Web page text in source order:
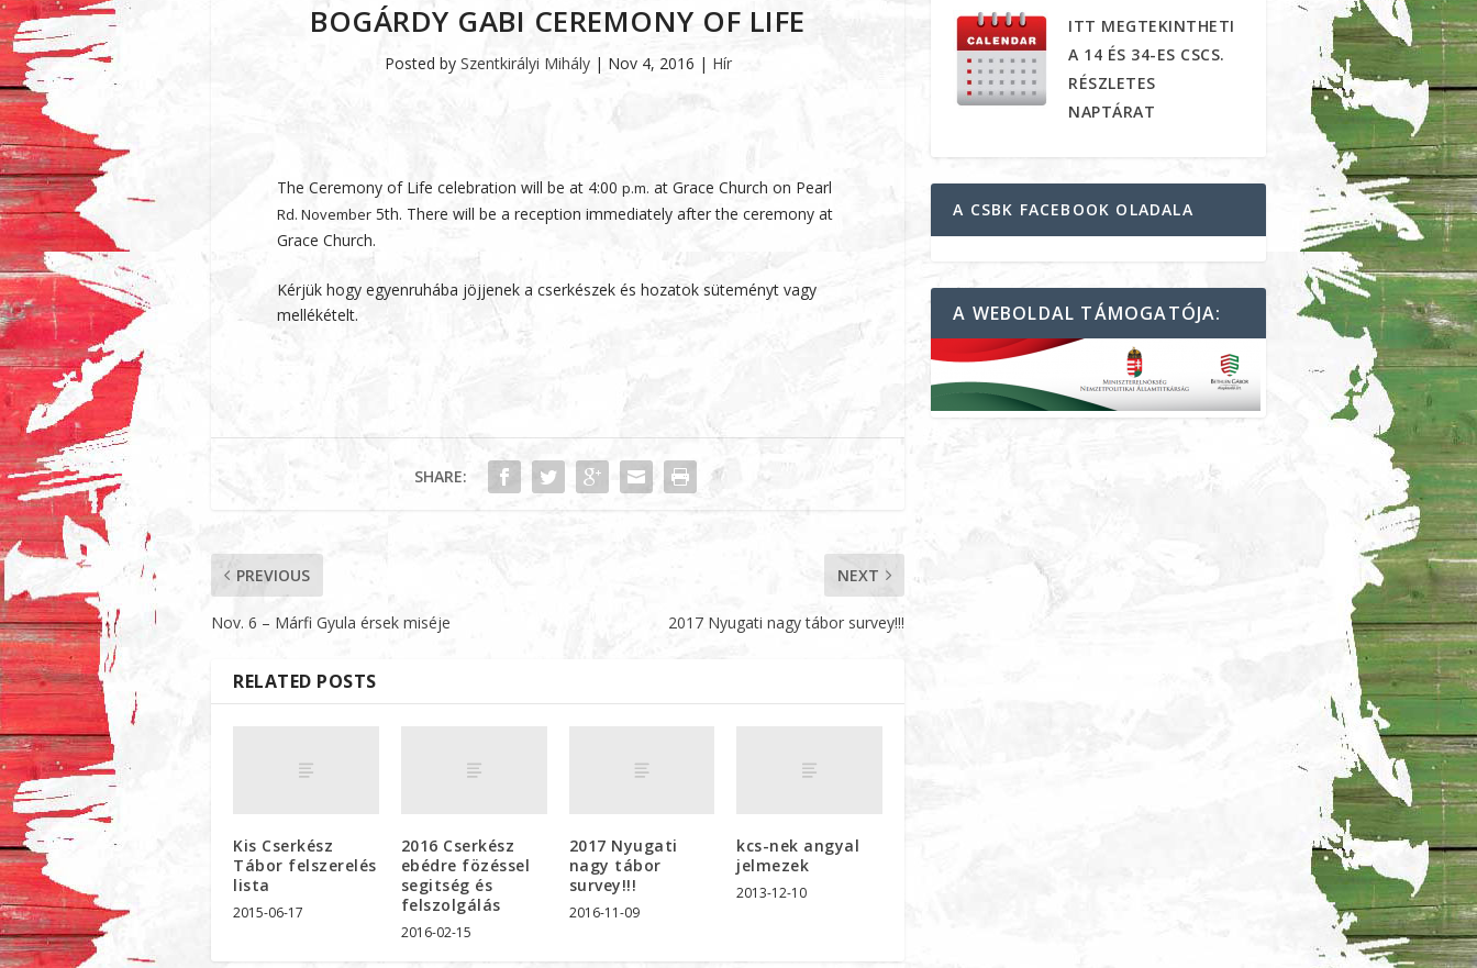
BOGÁRDY GABI CEREMONY OF LIFE
Posted by Szentkirályi Mihály| Nov 4, 2016 | Hír
The Ceremony of Life celebration will be at 4:00 p.m. at Grace Church on Pearl
Rd. November 5th. There will be a reception immediately after the ceremony at
Grace Church.
Kérjük hogy egyenruhába jöjjenek a cserkészek és hozatok süteményt vagy
mellékételt.
SHARE:
PREVIOUS
Nov. 6 – Márfi Gyula érsek miséje
NEXT
2017 Nyugati nagy tábor survey!!!
RELATED POSTS
Kis Cserkész
Tábor felszerelés
lista
2015-06-17
2016 Cserkész
ebédre fözéssel
segitség és
felszolgálás
2016-02-15
2017 Nyugati
nagy tábor
survey!!!
2016-11-09
kcs-nek angyal
jelmezek
2013-12-10
ITT MEGTEKINTHETI
A 14 ÉS 34-ES CSCS.
RÉSZLETES
NAPTÁRAT
A CSBK FACEBOOK OLADALA
A WEBOLDAL TÁMOGATÓJA: